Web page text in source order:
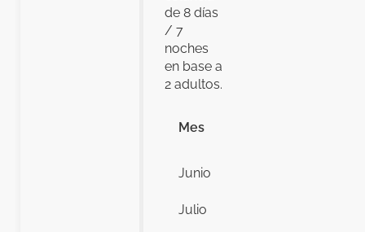
de 8 días
/ 7
noches
en base a
2 adultos.
Mes
Junio
Julio